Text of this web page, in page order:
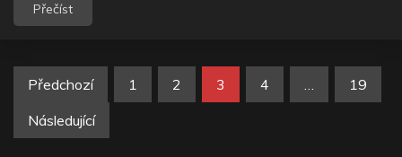
Přečíst
Stránkování
příspěvků
Předchozí 1 2 3 4 …
19
Následující